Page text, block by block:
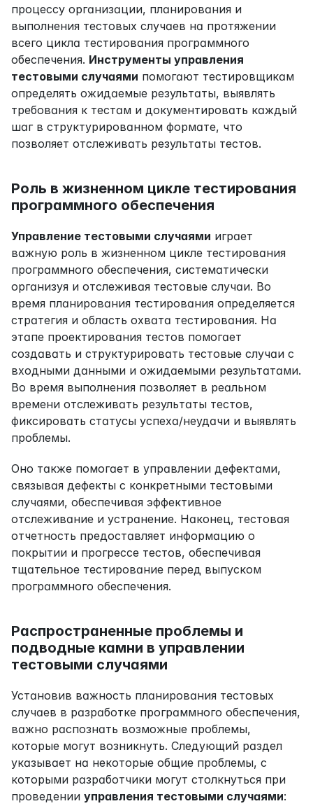
процессу организации, планирования и
выполнения тестовых случаев на протяжении
всего цикла тестирования программного
обеспечения. Инструменты управления
тестовыми случаями помогают тестировщикам
определять ожидаемые результаты, выявлять
требования к тестам и документировать каждый
шаг в структурированном формате, что
позволяет отслеживать результаты тестов.
Роль в жизненном цикле тестирования
программного обеспечения
Управление тестовыми случаями играет
важную роль в жизненном цикле тестирования
программного обеспечения, систематически
организуя и отслеживая тестовые случаи. Во
время планирования тестирования определяется
стратегия и область охвата тестирования. На
этапе проектирования тестов помогает
создавать и структурировать тестовые случаи с
входными данными и ожидаемыми результатами.
Во время выполнения позволяет в реальном
времени отслеживать результаты тестов,
фиксировать статусы успеха/неудачи и выявлять
проблемы.
Оно также помогает в управлении дефектами,
связывая дефекты с конкретными тестовыми
случаями, обеспечивая эффективное
отслеживание и устранение. Наконец, тестовая
отчетность предоставляет информацию о
покрытии и прогрессе тестов, обеспечивая
тщательное тестирование перед выпуском
программного обеспечения.
Распространенные проблемы и
подводные камни в управлении
тестовыми случаями
Установив важность планирования тестовых
случаев в разработке программного обеспечения,
важно распознать возможные проблемы,
которые могут возникнуть. Следующий раздел
указывает на некоторые общие проблемы, с
которыми разработчики могут столкнуться при
проведении управления тестовыми случаями: